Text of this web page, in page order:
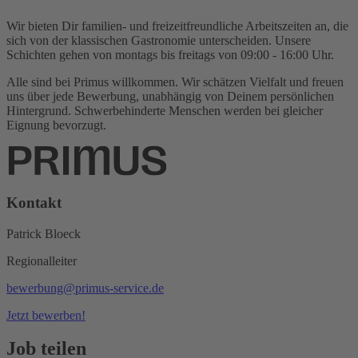
Wir bieten Dir familien- und freizeitfreundliche Arbeitszeiten an, die
sich von der klassischen Gastronomie unterscheiden. Unsere
Schichten gehen von montags bis freitags von 09:00 - 16:00 Uhr.
Alle sind bei Primus willkommen. Wir schätzen Vielfalt und freuen
uns über jede Bewerbung, unabhängig von Deinem persönlichen
Hintergrund. Schwerbehinderte Menschen werden bei gleicher
Eignung bevorzugt.
Kontakt
Patrick Bloeck
Regionalleiter
bewerbung@primus-service.de
Jetzt bewerben!
Job teilen